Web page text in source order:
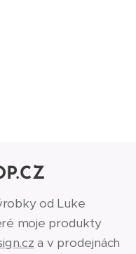
od Luke
moje produkty
a v prodejnách